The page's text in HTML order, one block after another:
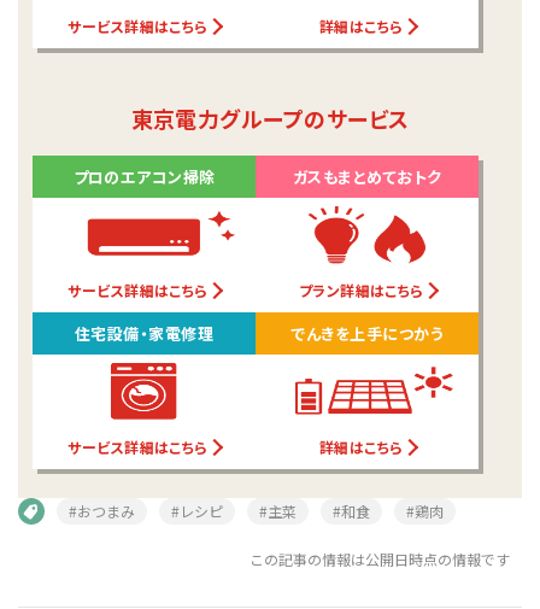
サービス詳細はこちら 詳細はこちら
東京電力グループのサービス
プロのエアコン掃除
サービス詳細はこちら
ガスもまとめておトク
プラン詳細はこちら
住宅設備・家電修理
サービス詳細はこちら
でんきを上手につかう
詳細はこちら
#おつまみ #レシピ #主菜 #和食 #鶏肉
この記事の情報は公開日時点の情報です